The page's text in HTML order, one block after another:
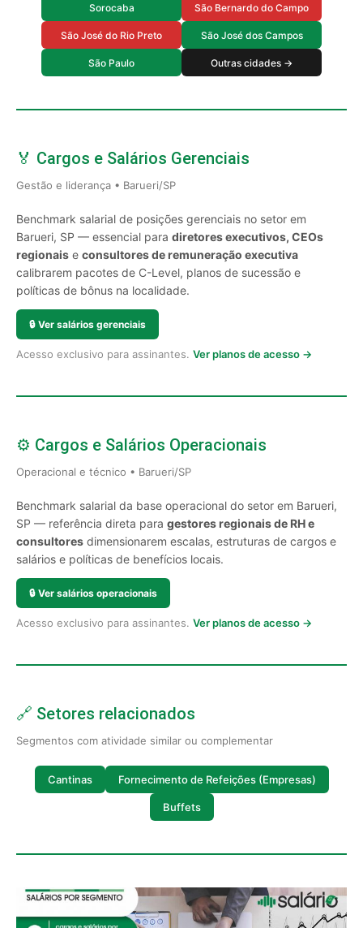
Sorocaba São Bernardo do Campo
São José do Rio Preto São José dos Campos
São Paulo Outras cidades →
🏅 Cargos e Salários Gerenciais
Gestão e liderança • Barueri/SP
Benchmark salarial de posições gerenciais no setor em
Barueri, SP — essencial para diretores executivos, CEOs
regionais e consultores de remuneração executiva
calibrarem pacotes de C-Level, planos de sucessão e
políticas de bônus na localidade.
🔒 Ver salários gerenciais
Acesso exclusivo para assinantes. Ver planos de acesso →
⚙️ Cargos e Salários Operacionais
Operacional e técnico • Barueri/SP
Benchmark salarial da base operacional do setor em Barueri,
SP — referência direta para gestores regionais de RH e
consultores dimensionarem escalas, estruturas de cargos e
salários e políticas de benefícios locais.
🔒 Ver salários operacionais
Acesso exclusivo para assinantes. Ver planos de acesso →
🔗 Setores relacionados
Segmentos com atividade similar ou complementar
Cantinas Fornecimento de Refeições (Empresas)
Buffets